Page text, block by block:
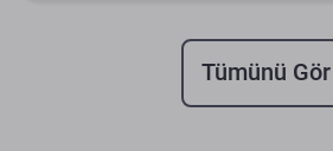
Tümünü Gör